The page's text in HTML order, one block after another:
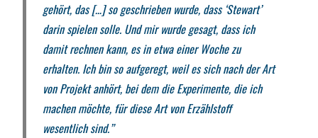
gehört, das […] so geschrieben wurde, dass ‘Stewart’
darin spielen solle. Und mir wurde gesagt, dass ich
damit rechnen kann, es in etwa einer Woche zu
erhalten. Ich bin so aufgeregt, weil es sich nach der Art
von Projekt anhört, bei dem die Experimente, die ich
machen möchte, für diese Art von Erzählstoff
wesentlich sind.”